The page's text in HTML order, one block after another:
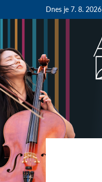
Dnes je 7. 8. 2026